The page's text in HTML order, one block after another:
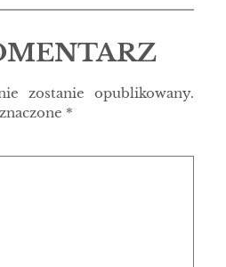
zostanie opublikowany.
*